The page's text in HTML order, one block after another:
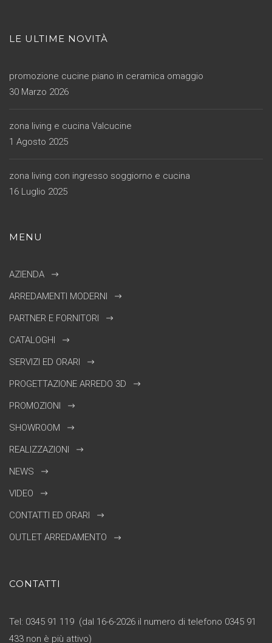
LE ULTIME NOVITÀ
promozione cucine piano in ceramica omaggio
30 Marzo 2026
zona living e cucina Valcucine
1 Agosto 2025
zona living con ingresso soggiorno e cucina
16 Luglio 2025
MENU
AZIENDA
ARREDAMENTI MODERNI
PARTNER E FORNITORI
CATALOGHI
SERVIZI ED ORARI
PROGETTAZIONE ARREDO 3D
PROMOZIONI
SHOWROOM
REALIZZAZIONI
NEWS
VIDEO
CONTATTI ED ORARI
OUTLET ARREDAMENTO
CONTATTI
Tel: 0345 91 119 (dal 16-6-2026 il numero di telefono 0345 91
433 non è più attivo)